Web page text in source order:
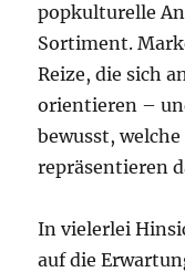
popkulturelle
Sortiment.
Reize, die sich
orientieren –
bewusst,
repräsentieren
In vielerlei
auf die